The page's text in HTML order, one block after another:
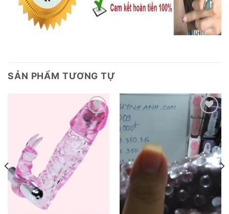
SẢN PHẨM TƯƠNG TỰ
Add to
wishlist
Add to
wishlist